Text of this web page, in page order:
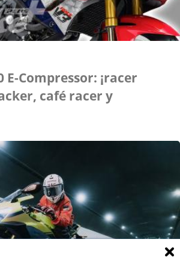
E-Compressor: ¡racer
café racer y